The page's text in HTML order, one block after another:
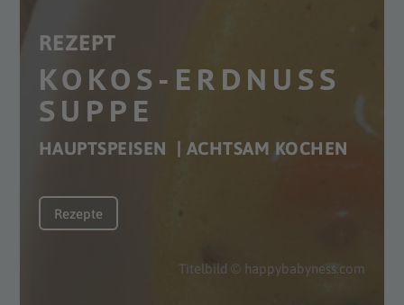
REZEPT
KOKOS-ERDNUSS
SUPPE
HAUPTSPEISEN | ACHTSAM KOCHEN
Rezepte
Titelbild © happybabyness.com